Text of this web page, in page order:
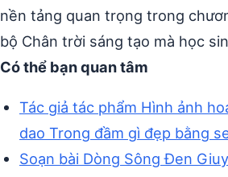
nền tảng quan trọng trong
bộ Chân trời sáng tạo mà học
Có thể bạn quan tâm
Tác giả tác phẩm Hình ảnh
dao Trong đầm gì đẹp bằng
Soạn bài Dòng Sông Đen